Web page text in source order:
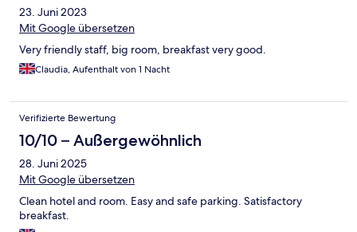
23. Juni 2023
Mit Google übersetzen
Very friendly staff, big room, breakfast very good.
Claudia, Aufenthalt von 1 Nacht
Verifizierte Bewertung
10/10 – Außergewöhnlich
28. Juni 2025
Mit Google übersetzen
Clean hotel and room. Easy and safe parking. Satisfactory
breakfast.